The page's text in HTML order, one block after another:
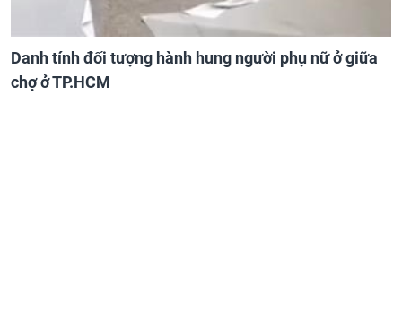
Danh tính đối tượng hành hung người phụ nữ ở giữa
chợ ở TP.HCM